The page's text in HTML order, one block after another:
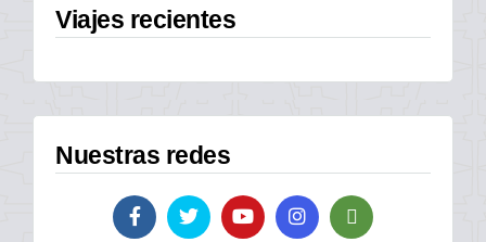
Viajes recientes
Nuestras redes